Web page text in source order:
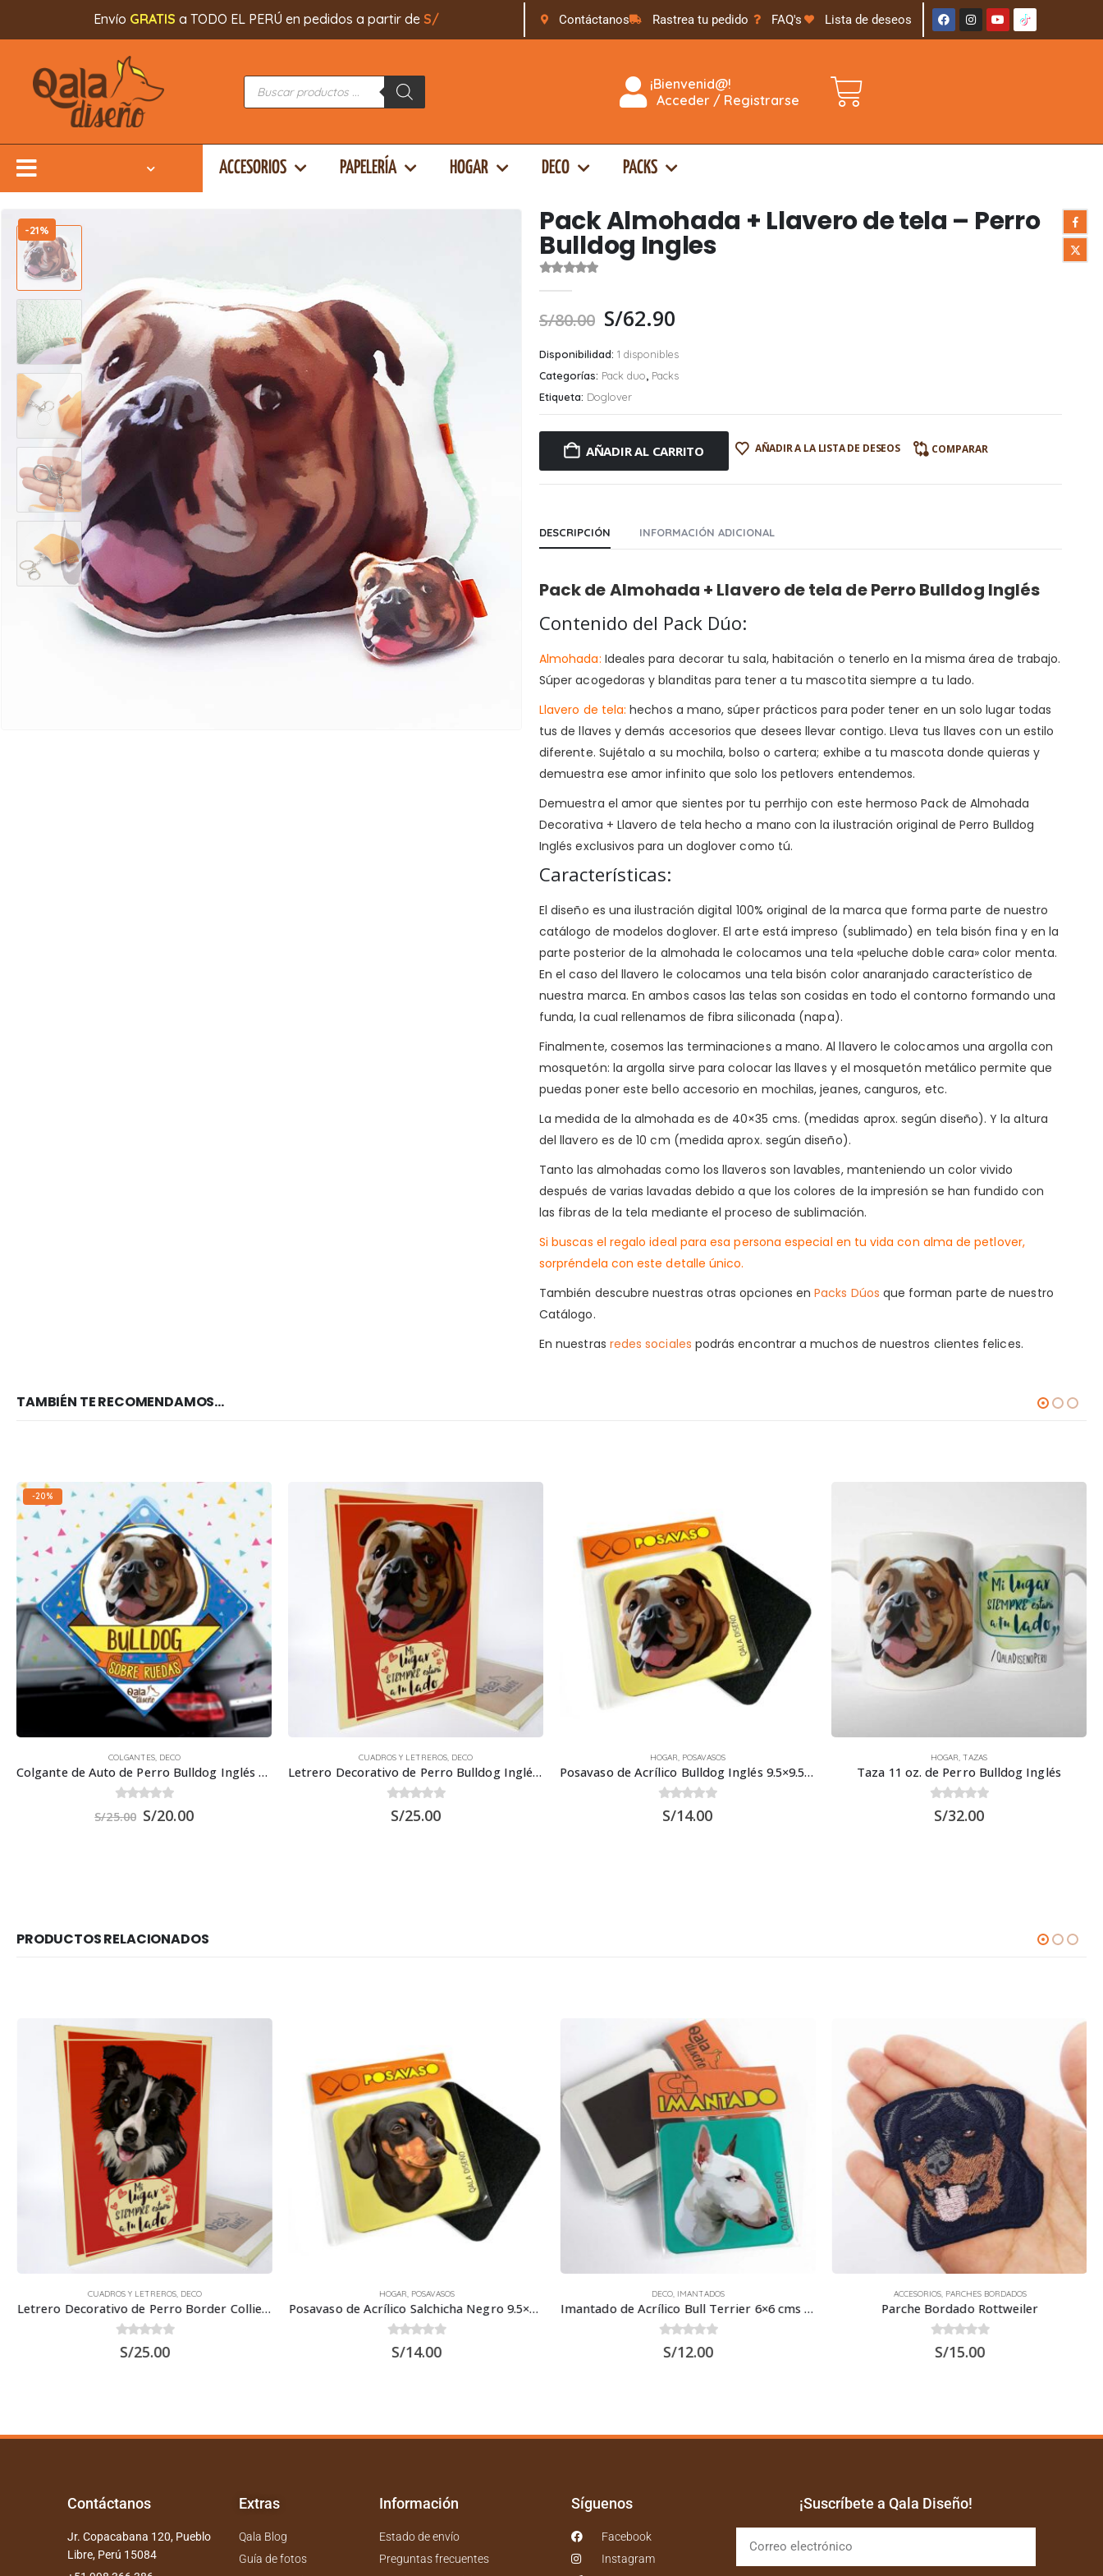
EnvíoGRATISa TODO EL PERÚ en pedidos a partir deS/ 169 Contáctanos Rastrea tu pedido FAQ's Lista de deseos
¡Bienvenid@!
Acceder / Registrarse
ACCESORIOS PAPELERÍA HOGAR DECO PACKS
-21% Pack Almohada + Llavero de tela – Perro
Bulldog Ingles
S/80.00 S/62.90
Disponibilidad: 1 disponibles
Categorías: Pack duo Packs
Etiqueta: Doglover
AÑADIR AL CARRITO AÑADIR A LA LISTA DE DESEOS COMPARAR
DESCRIPCIÓN INFORMACIÓN ADICIONAL
Pack de Almohada + Llavero de tela de Perro Bulldog Inglés
Contenido del Pack Dúo:
Almohada: Ideales para decorar tu sala, habitación o tenerlo en la misma área de trabajo.
Súper acogedoras y blanditas para tener a tu mascotita siempre a tu lado.
Llavero de tela: hechos a mano, súper prácticos para poder tener en un solo lugar todas
tus de llaves y demás accesorios que desees llevar contigo. Lleva tus llaves con un estilo
diferente. Sujétalo a su mochila, bolso o cartera; exhibe a tu mascota donde quieras y
demuestra ese amor infinito que solo los petlovers entendemos.
Demuestra el amor que sientes por tu perrhijo con este hermoso Pack de Almohada
Decorativa + Llavero de tela hecho a mano con la ilustración original de Perro Bulldog
Inglés exclusivos para un doglover como tú.
Características:
El diseño es una ilustración digital 100% original de la marca que forma parte de nuestro
catálogo de modelos doglover. El arte está impreso (sublimado) en tela bisón fina y en la
parte posterior de la almohada le colocamos una tela «peluche doble cara» color menta.
En el caso del llavero le colocamos una tela bisón color anaranjado característico de
nuestra marca. En ambos casos las telas son cosidas en todo el contorno formando una
funda, la cual rellenamos de fibra siliconada (napa).
Finalmente, cosemos las terminaciones a mano. Al llavero le colocamos una argolla con
mosquetón: la argolla sirve para colocar las llaves y el mosquetón metálico permite que
puedas poner este bello accesorio en mochilas, jeanes, canguros, etc.
La medida de la almohada es de 40×35 cms. (medidas aprox. según diseño). Y la altura
del llavero es de 10 cm (medida aprox. según diseño).
Tanto las almohadas como los llaveros son lavables, manteniendo un color vivido
después de varias lavadas debido a que los colores de la impresión se han fundido con
las fibras de la tela mediante el proceso de sublimación.
Si buscas el regalo ideal para esa persona especial en tu vida con alma de petlover,
sorpréndela con este detalle único.
También descubre nuestras otras opciones enPacks Dúos que forman parte de nuestro
Catálogo.
En nuestras redes sociales podrás encontrar a muchos de nuestros clientes felices.
TAMBIÉN TE RECOMENDAMOS…
-20%
COLGANTES, DECO
Colgante de Auto de Perro Bulldog Inglés 15×15 cm.
out of 5
S/25.00 S/20.00
CUADROS Y LETREROS, DECO
Letrero Decorativo de Perro Bulldog Inglés 30×22.5 cms
out of 5
S/25.00
HOGAR, POSAVASOS
Posavaso de Acrílico Bulldog Inglés 9.5×9.5 cms
out of 5
S/14.00
HOGAR, TAZAS
Taza 11 oz. de Perro Bulldog Inglés
out of 5
S/32.00
PRODUCTOS RELACIONADOS
CUADROS Y LETREROS, DECO
Letrero Decorativo de Perro Border Collie 30×22.5 cms
out of 5
S/25.00
HOGAR, POSAVASOS
Posavaso de Acrílico Salchicha Negro 9.5×9.5 cms
out of 5
S/14.00
DECO, IMANTADOS
Imantado de Acrílico Bull Terrier 6×6 cms – Imán
out of 5
S/12.00
ACCESORIOS, PARCHES BORDADOS
Parche Bordado Rottweiler
out of 5
S/15.00
Contáctanos
Jr. Copacabana 120, Pueblo
Libre, Perú 15084
Extras
Qala Blog
Guía de fotos
Información
Estado de envío
Preguntas frecuentes
Síguenos
Facebook
Instagram
¡Suscríbete a Qala Diseño!